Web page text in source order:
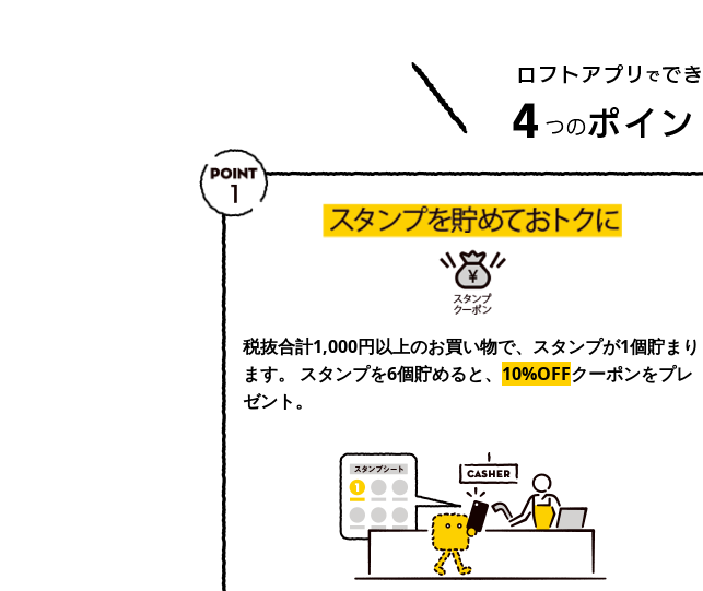
税抜合計1,000円以上のお買い物で、スタンプが1個貯まり
ます。 スタンプを6個貯めると、 10%OFFクーポンをプレ
ゼント。